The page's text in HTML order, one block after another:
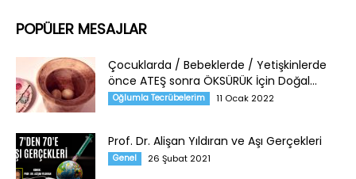
POPÜLER MESAJLAR
Çocuklarda / Bebeklerde / Yetişkinlerde
önce ATEŞ sonra ÖKSÜRÜK İçin Doğal...
Oğlumla Tecrübelerim 11 Ocak 2022
Prof. Dr. Alişan Yıldıran ve Aşı Gerçekleri
Genel 26 Şubat 2021